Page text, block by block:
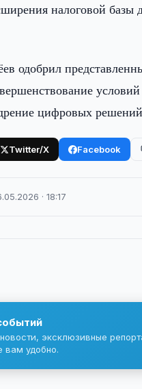
налоговой
одобрил
цифровых
Twitter/X Facebook
· 18:17
эксклюзивные
вам удобно.